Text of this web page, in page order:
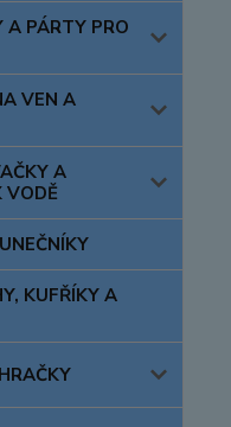
A PÁRTY PRO
VEN A
A
VODĚ
KUFŘÍKY A